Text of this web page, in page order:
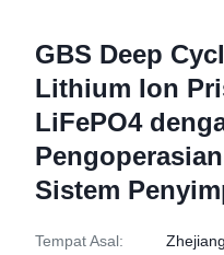
GBS Deep
Lithium Ion
LiFePO4
Sistem
Tempat Asal: